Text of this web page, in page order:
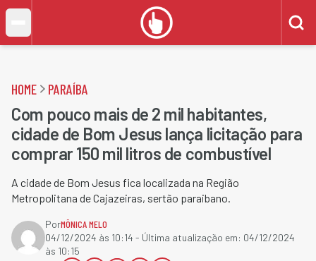
HOME PARAÍBA
Com pouco mais de 2 mil habitantes,
cidade de Bom Jesus lança licitação para
comprar 150 mil litros de combustível
A cidade de Bom Jesus fica localizada na Região
Metropolitana de Cajazeiras, sertão paraibano.
PorMÔNICA MELO
04/12/2024 às 10:14 - Última atualização em: 04/12/2024
às 10:15